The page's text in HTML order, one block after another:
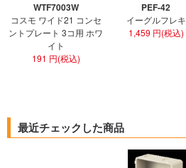
WTF7003W
コスモ ワイド21 コンセ
ントプレート 3コ用 ホワ
イト
191 円(税込)
PEF-42
イーグルフレキ
1,459 円(税込)
最近チェックした商品